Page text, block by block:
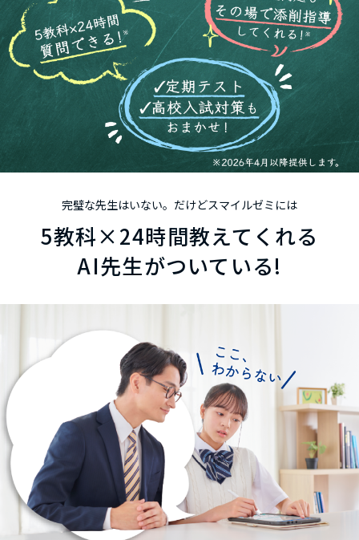
完璧な先生はいない。だけどスマイルゼミには
5教科×24時間教えてくれる
AI先生がついている!